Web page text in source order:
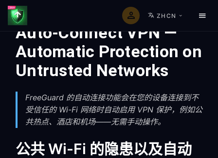
ZHCN
Auto-Connect VPN —
Automatic Protection on
Untrusted Networks
FreeGuard 的自动连接功能会在您的设备连接到不
受信任的 Wi-Fi 网络时自动启用 VPN 保护，例如公
共热点、酒店和机场——无需手动操作。
公共 Wi-Fi 的隐患以及自动